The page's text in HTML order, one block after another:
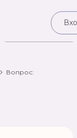
Вопрос: